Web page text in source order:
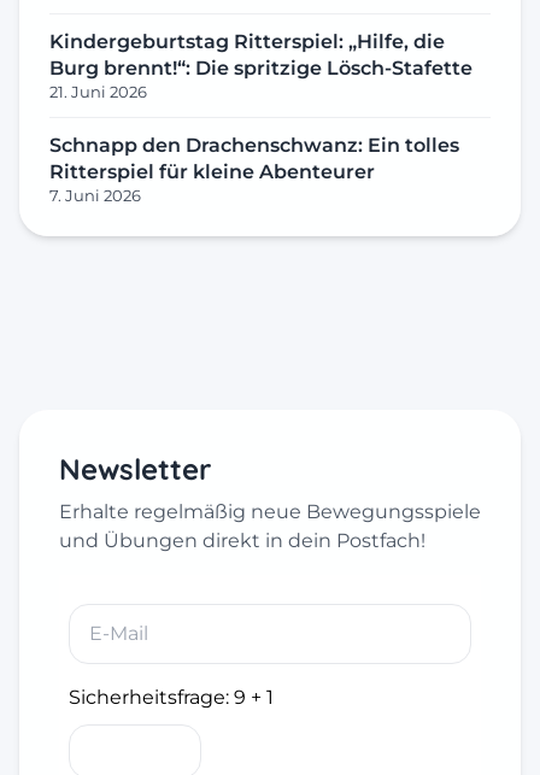
Kindergeburtstag Ritterspiel: „Hilfe, die
Burg brennt!“: Die spritzige Lösch-Stafette
21. Juni 2026
Schnapp den Drachenschwanz: Ein tolles
Ritterspiel für kleine Abenteurer
7. Juni 2026
Newsletter
Erhalte regelmäßig neue Bewegungsspiele
und Übungen direkt in dein Postfach!
Sicherheitsfrage: 9 + 1